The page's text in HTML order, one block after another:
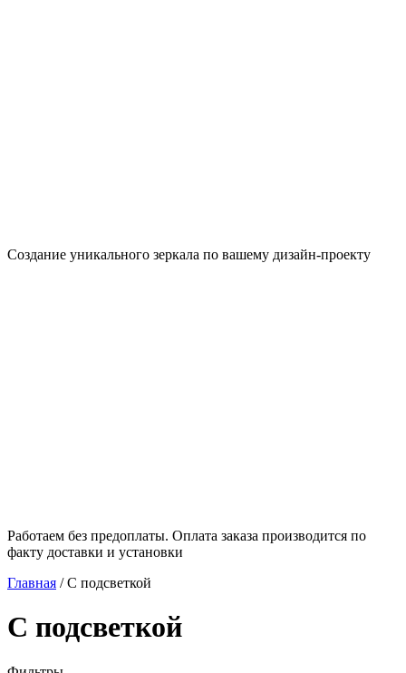
Создание уникального зеркала по вашему дизайн-проекту
Работаем без предоплаты. Оплата заказа производится по
факту доставки и установки
Главная /С подсветкой
С подсветкой